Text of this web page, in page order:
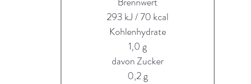
293 kJ / 70 kcal
Kohlenhydrate
1,0 g
davon Zucker
0,2 g